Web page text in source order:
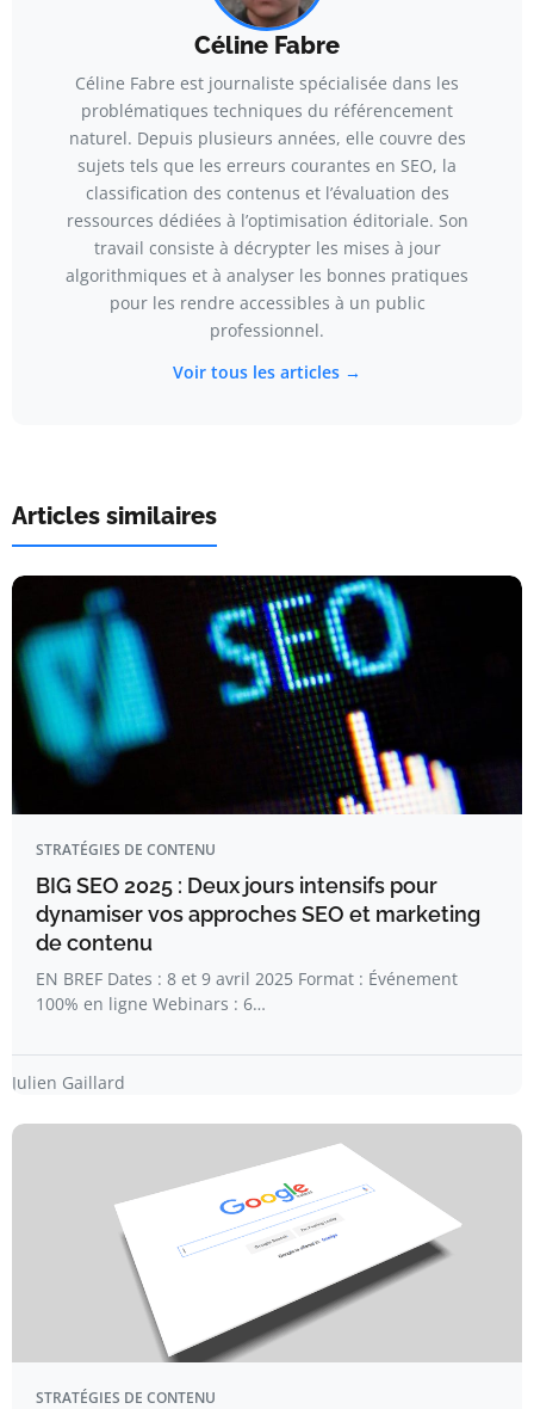
Céline Fabre
Céline Fabre est journaliste spécialisée dans les
problématiques techniques du référencement
naturel. Depuis plusieurs années, elle couvre des
sujets tels que les erreurs courantes en SEO, la
classification des contenus et l’évaluation des
ressources dédiées à l’optimisation éditoriale. Son
travail consiste à décrypter les mises à jour
algorithmiques et à analyser les bonnes pratiques
pour les rendre accessibles à un public
professionnel.
Voir tous les articles →
Articles similaires
STRATÉGIES DE CONTENU
BIG SEO 2025 : Deux jours intensifs pour
dynamiser vos approches SEO et marketing
de contenu
EN BREF Dates : 8 et 9 avril 2025 Format : Événement
100% en ligne Webinars : 6…
Julien Gaillard
STRATÉGIES DE CONTENU